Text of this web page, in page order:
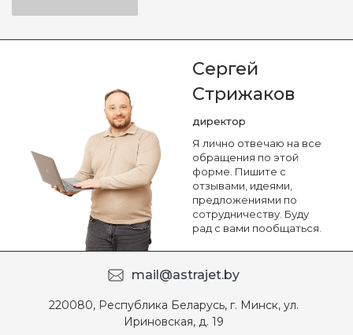
Сергей
Стрижаков
директор
Я лично отвечаю на все
обращения по этой
форме. Пишите с
отзывами, идеями,
предложениями по
сотрудничеству. Буду
рад с вами пообщаться.
mail@astrajet.by
220080, Республика Беларусь, г. Минск, ул.
Ириновская, д. 19